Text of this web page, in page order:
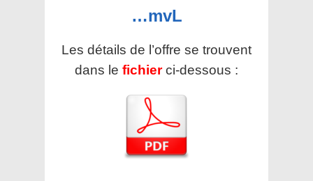
…mvL
Les détails de l’offre se trouvent
dans le fichier ci-dessous :